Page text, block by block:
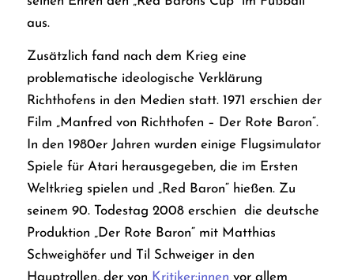
aus.
Zusätzlich fand nach dem Krieg eine
problematische ideologische Verklärung
Richthofens in den Medien statt. 1971 erschien der
Film „Manfred von Richthofen – Der Rote Baron“.
In den 1980er Jahren wurden einige Flugsimulator
Spiele für Atari herausgegeben, die im Ersten
Weltkrieg spielen und „Red Baron“ hießen. Zu
seinem 90. Todestag 2008 erschien die deutsche
Produktion „Der Rote Baron“ mit Matthias
Schweighöfer und Til Schweiger in den